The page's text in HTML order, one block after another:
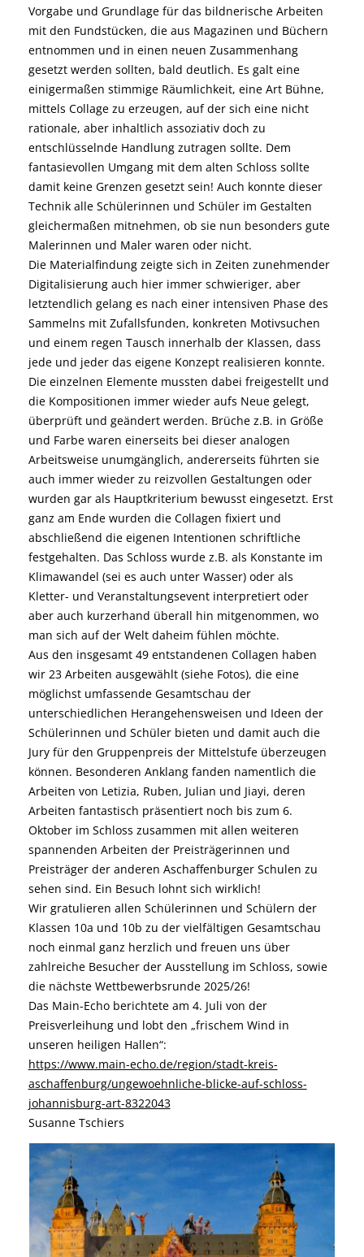
Vorgabe und Grundlage für das bildnerische Arbeiten
mit den Fundstücken, die aus Magazinen und Büchern
entnommen und in einen neuen Zusammenhang
gesetzt werden sollten, bald deutlich. Es galt eine
einigermaßen stimmige Räumlichkeit, eine Art Bühne,
mittels Collage zu erzeugen, auf der sich eine nicht
rationale, aber inhaltlich assoziativ doch zu
entschlüsselnde Handlung zutragen sollte. Dem
fantasievollen Umgang mit dem alten Schloss sollte
damit keine Grenzen gesetzt sein! Auch konnte dieser
Technik alle Schülerinnen und Schüler im Gestalten
gleichermaßen mitnehmen, ob sie nun besonders gute
Malerinnen und Maler waren oder nicht.
Die Materialfindung zeigte sich in Zeiten zunehmender
Digitalisierung auch hier immer schwieriger, aber
letztendlich gelang es nach einer intensiven Phase des
Sammelns mit Zufallsfunden, konkreten Motivsuchen
und einem regen Tausch innerhalb der Klassen, dass
jede und jeder das eigene Konzept realisieren konnte.
Die einzelnen Elemente mussten dabei freigestellt und
die Kompositionen immer wieder aufs Neue gelegt,
überprüft und geändert werden. Brüche z.B. in Größe
und Farbe waren einerseits bei dieser analogen
Arbeitsweise unumgänglich, andererseits führten sie
auch immer wieder zu reizvollen Gestaltungen oder
wurden gar als Hauptkriterium bewusst eingesetzt. Erst
ganz am Ende wurden die Collagen fixiert und
abschließend die eigenen Intentionen schriftliche
festgehalten. Das Schloss wurde z.B. als Konstante im
Klimawandel (sei es auch unter Wasser) oder als
Kletter- und Veranstaltungsevent interpretiert oder
aber auch kurzerhand überall hin mitgenommen, wo
man sich auf der Welt daheim fühlen möchte.
Aus den insgesamt 49 entstandenen Collagen haben
wir 23 Arbeiten ausgewählt (siehe Fotos), die eine
möglichst umfassende Gesamtschau der
unterschiedlichen Herangehensweisen und Ideen der
Schülerinnen und Schüler bieten und damit auch die
Jury für den Gruppenpreis der Mittelstufe überzeugen
können. Besonderen Anklang fanden namentlich die
Arbeiten von Letizia, Ruben, Julian und Jiayi, deren
Arbeiten fantastisch präsentiert noch bis zum 6.
Oktober im Schloss zusammen mit allen weiteren
spannenden Arbeiten der Preisträgerinnen und
Preisträger der anderen Aschaffenburger Schulen zu
sehen sind. Ein Besuch lohnt sich wirklich!
Wir gratulieren allen Schülerinnen und Schülern der
Klassen 10a und 10b zu der vielfältigen Gesamtschau
noch einmal ganz herzlich und freuen uns über
zahlreiche Besucher der Ausstellung im Schloss, sowie
die nächste Wettbewerbsrunde 2025/26!
Das Main-Echo berichtete am 4. Juli von der
Preisverleihung und lobt den „frischem Wind in
unseren heiligen Hallen“:
https://www.main-echo.de/region/stadt-kreis-
aschaffenburg/ungewoehnliche-blicke-auf-schloss-
johannisburg-art-8322043
Susanne Tschiers